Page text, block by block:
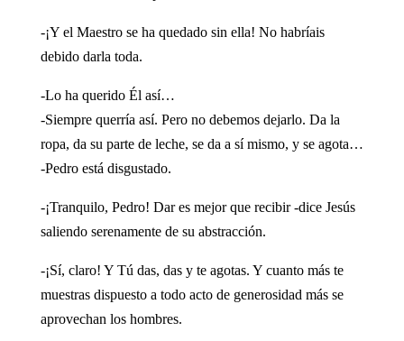
-¡Y el Maestro se ha quedado sin ella! No habríais
debido darla toda.
-Lo ha querido Él así…
-Siempre querría así. Pero no debemos dejarlo. Da la
ropa, da su parte de leche, se da a sí mismo, y se agota…
-Pedro está disgustado.
-¡Tranquilo, Pedro! Dar es mejor que recibir -dice Jesús
saliendo serenamente de su abstracción.
-¡Sí, claro! Y Tú das, das y te agotas. Y cuanto más te
muestras dispuesto a todo acto de generosidad más se
aprovechan los hombres.